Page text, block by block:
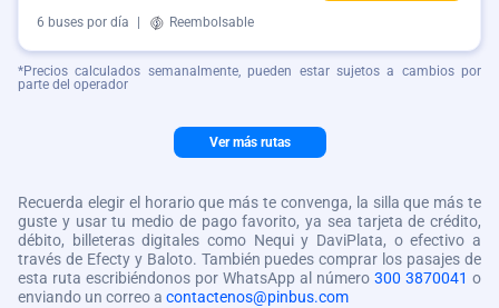
6 buses por día Reembolsable
*Precios calculados semanalmente, pueden estar sujetos a cambios por
parte del operador
Ver más rutas
Recuerda elegir el horario que más te convenga, la silla que más te
guste y usar tu medio de pago favorito, ya sea tarjeta de crédito,
débito, billeteras digitales como Nequi y DaviPlata, o efectivo a
través de Efecty y Baloto. También puedes comprar los pasajes de
esta ruta escribiéndonos por WhatsApp al número 300 3870041 o
enviando un correo a contactenos@pinbus.com